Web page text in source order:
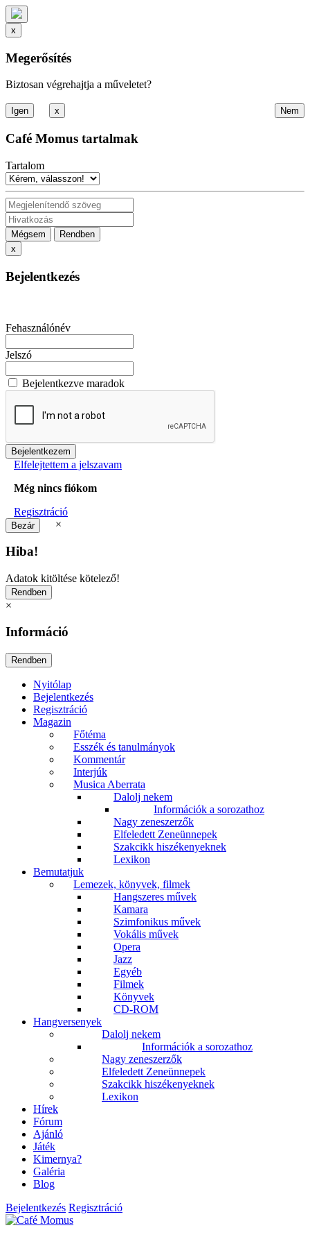
x
Megerősítés
Biztosan végrehajtja a műveletet?
x
Café Momus tartalmak
Tartalom
Mégsem
Rendben
x
Bejelentkezés
Fehasználónév
Jelszó
Bejelentkezve maradok
Elfelejtettem a jelszavam
Még nincs fiókom
Regisztráció
×
Hiba!
Adatok kitöltése kötelező!
×
Információ
Nyitólap
Bejelentkezés
Regisztráció
Magazin
Főtéma
Esszék és tanulmányok
Kommentár
Interjúk
Musica Aberrata
Dalolj nekem
Információk a sorozathoz
Nagy zeneszerzők
Elfeledett Zeneünnepek
Szakcikk hiszékenyeknek
Lexikon
Bemutatjuk
Lemezek, könyvek, filmek
Hangszeres művek
Kamara
Szimfonikus művek
Vokális művek
Opera
Jazz
Egyéb
Filmek
Könyvek
CD-ROM
Hangversenyek
Dalolj nekem
Információk a sorozathoz
Nagy zeneszerzők
Elfeledett Zeneünnepek
Szakcikk hiszékenyeknek
Lexikon
Hírek
Fórum
Ajánló
Játék
Kimernya?
Galéria
Blog
Bejelentkezés Regisztráció